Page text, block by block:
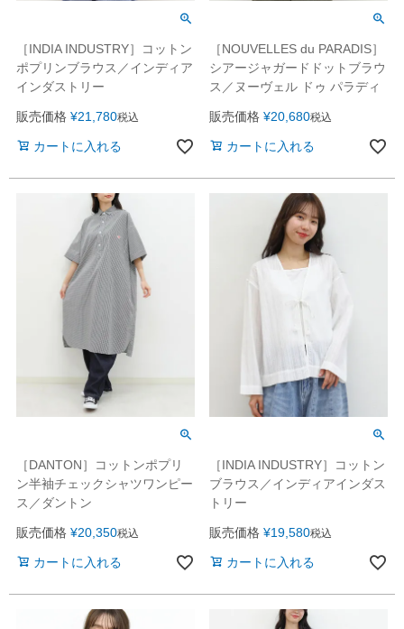
［INDIA INDUSTRY］コットン
ポプリンブラウス／インディア
インダストリー
販売価格 ¥21,780税込
カートに入れる
［NOUVELLES du PARADIS］
シアージャガードドットブラウ
ス／ヌーヴェル ドゥ パラディ
販売価格 ¥20,680税込
カートに入れる
［DANTON］コットンポプリ
ン半袖チェックシャツワンピー
ス／ダントン
販売価格 ¥20,350税込
カートに入れる
［INDIA INDUSTRY］コットン
ブラウス／インディアインダス
トリー
販売価格 ¥19,580税込
カートに入れる